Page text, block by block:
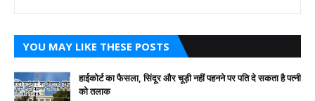
YOU MAY LIKE THESE POSTS
हाईकोर्ट का फैसला, सिंदूर और चूड़ी नहीं पहनने पर पति दे सकता है पत्नी
को तलाक